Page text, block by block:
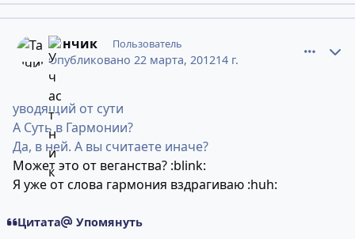
Танчик Пользователь
Опубликовано 22 марта, 201214 г.
уводящий от сути
А Суть в Гармонии?
Да, в ней. А вы считаете иначе?
Может это от веганства? :blink:
Я уже от слова гармония вздрагиваю :huh:
Цитата Упомянуть